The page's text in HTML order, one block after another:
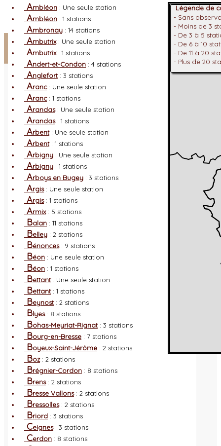
Facebook
Connexion adhérent
Ambléon : Une seule station
Ambléon : 1 stations
Ambronay : 14 stations
Ambutrix: Une seule station
Ambutrix: 1 stations
Andert-et-Condon : 4 stations
Anglefort: 3 stations
Aranc: Une seule station
Aranc: 1 stations
Arandas: Une seule station
Arandas: 1 stations
Arbent: Une seule station
Arbent: 1 stations
Arbigny : Une seule station
Arbigny : 1 stations
Arboys en Bugey : 3 stations
Argis: Une seule station
Argis: 1 stations
Armix: 5 stations
Balan : 11 stations
Belley : 2 stations
Bénonces: 9 stations
Béon : Une seule station
Béon : 1 stations
Bettant: Une seule station
Bettant: 1 stations
Beynost: 2 stations
Blyes: 8 stations
Bohas-Meyriat-Rignat: 3 stations
Bourg-en-Bresse : 7 stations
Boyeux-Saint-Jérôme : 2 stations
Boz: 2 stations
Brégnier-Cordon : 8 stations
Brens: 2 stations
Bresse Vallons: 2 stations
Bressolles: 2 stations
Briord : 3 stations
Ceignes: 3 stations
Cerdon : 8 stations
Légende de
- Sans
- Moins de 3
- De 3 à 5
- De 6 à 10
- De 11 à 20
- Plus de 20